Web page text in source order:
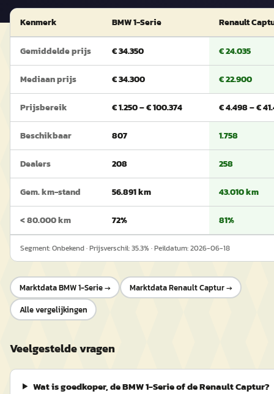
Kenmerk BMW 1-Serie Renault
Gemiddelde prijs € 34.350 € 24.035
Mediaan prijs € 34.300 € 22.900
Prijsbereik € 1.250 – € 100.374 € 4.498 – €
Beschikbaar 807 1.758
Dealers 208 258
Gem. km-stand 56.891 km 43.010 km
< 80.000 km 72% 81%
Segment:Onbekend· Prijsverschil:35.3% · Peildatum:2026-06-18
MarktdataBMW 1-Serie→ MarktdataRenault Captur→
Alle vergelijkingen
Veelgestelde vragen
Wat is goedkoper, de BMW 1-Serie of de Renault Captur?